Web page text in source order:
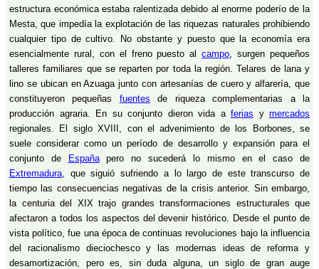
estructura económica estaba ralentizada debido al enorme poderío de la
Mesta, que impedía la explotación de las riquezas naturales prohibiendo
cualquier tipo de cultivo. No obstante y puesto que la economía era
esencialmente rural, con el freno puesto alcampo, surgen pequeños
talleres familiares que se reparten por toda la región. Telares de lana y
lino se ubican en Azuaga junto con artesanías de cuero y alfarería, que
constituyeron pequeñas fuentes de riqueza complementarias a la
producción agraria. En su conjunto dieron vida a ferias y mercados
regionales. El siglo XVIII, con el advenimiento de los Borbones, se
suele considerar como un período de desarrollo y expansión para el
conjunto de
Españapero no sucederá lo mismo en el caso de
Extremadura, que siguió sufriendo a lo largo de este transcurso de
tiempo las consecuencias negativas de la crisis anterior. Sin embargo,
la centuria del XIX trajo grandes transformaciones estructurales que
afectaron a todos los aspectos del devenir histórico. Desde el punto de
vista político, fue una época de continuas revoluciones bajo la influencia
del racionalismo dieciochesco y las modernas ideas de reforma y
desamortización, pero es, sin duda alguna, un siglo de gran auge